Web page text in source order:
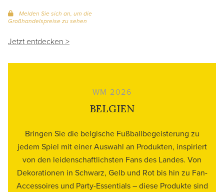
Melden Sie sich an, um die
Großhandelspreise zu sehen
Jetzt entdecken >
WM 2026
BELGIEN
Bringen Sie die belgische Fußballbegeisterung zu
jedem Spiel mit einer Auswahl an Produkten, inspiriert
von den leidenschaftlichsten Fans des Landes. Von
Dekorationen in Schwarz, Gelb und Rot bis hin zu Fan-
Accessoires und Party-Essentials – diese Produkte sind